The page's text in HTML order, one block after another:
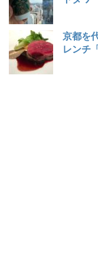
京都を
レンチ